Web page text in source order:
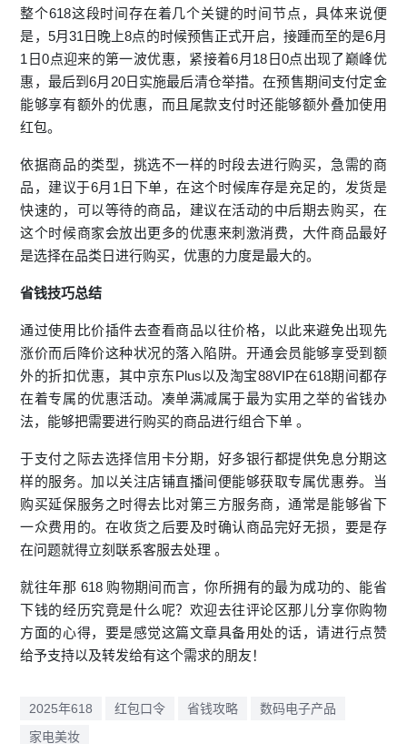
整个618这段时间存在着几个关键的时间节点，具体来说便
是，5月31日晚上8点的时候预售正式开启，接踵而至的是6月
1日0点迎来的第一波优惠，紧接着6月18日0点出现了巅峰优
惠，最后到6月20日实施最后清仓举措。在预售期间支付定金
能够享有额外的优惠，而且尾款支付时还能够额外叠加使用
红包。
依据商品的类型，挑选不一样的时段去进行购买，急需的商
品，建议于6月1日下单，在这个时候库存是充足的，发货是
快速的，可以等待的商品，建议在活动的中后期去购买，在
这个时候商家会放出更多的优惠来刺激消费，大件商品最好
是选择在品类日进行购买，优惠的力度是最大的。
省钱技巧总结
通过使用比价插件去查看商品以往价格，以此来避免出现先
涨价而后降价这种状况的落入陷阱。开通会员能够享受到额
外的折扣优惠，其中京东Plus以及淘宝88VIP在618期间都存
在着专属的优惠活动。凑单满减属于最为实用之举的省钱办
法，能够把需要进行购买的商品进行组合下单 。
于支付之际去选择信用卡分期，好多银行都提供免息分期这
样的服务。加以关注店铺直播间便能够获取专属优惠券。当
购买延保服务之时得去比对第三方服务商，通常是能够省下
一众费用的。在收货之后要及时确认商品完好无损，要是存
在问题就得立刻联系客服去处理 。
就往年那 618 购物期间而言，你所拥有的最为成功的、能省
下钱的经历究竟是什么呢？欢迎去往评论区那儿分享你购物
方面的心得，要是感觉这篇文章具备用处的话，请进行点赞
给予支持以及转发给有这个需求的朋友！
2025年618 红包口令 省钱攻略
数码电子产品
家电美妆